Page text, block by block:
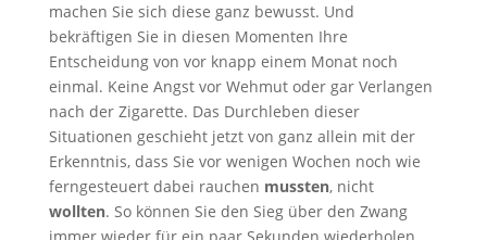
machen Sie sich diese ganz bewusst. Und
bekräftigen Sie in diesen Momenten Ihre
Entscheidung von vor knapp einem Monat noch
einmal. Keine Angst vor Wehmut oder gar Verlangen
nach der Zigarette. Das Durchleben dieser
Situationen geschieht jetzt von ganz allein mit der
Erkenntnis, dass Sie vor wenigen Wochen noch wie
ferngesteuert dabei rauchen mussten, nicht
wollten. So können Sie den Sieg über den Zwang